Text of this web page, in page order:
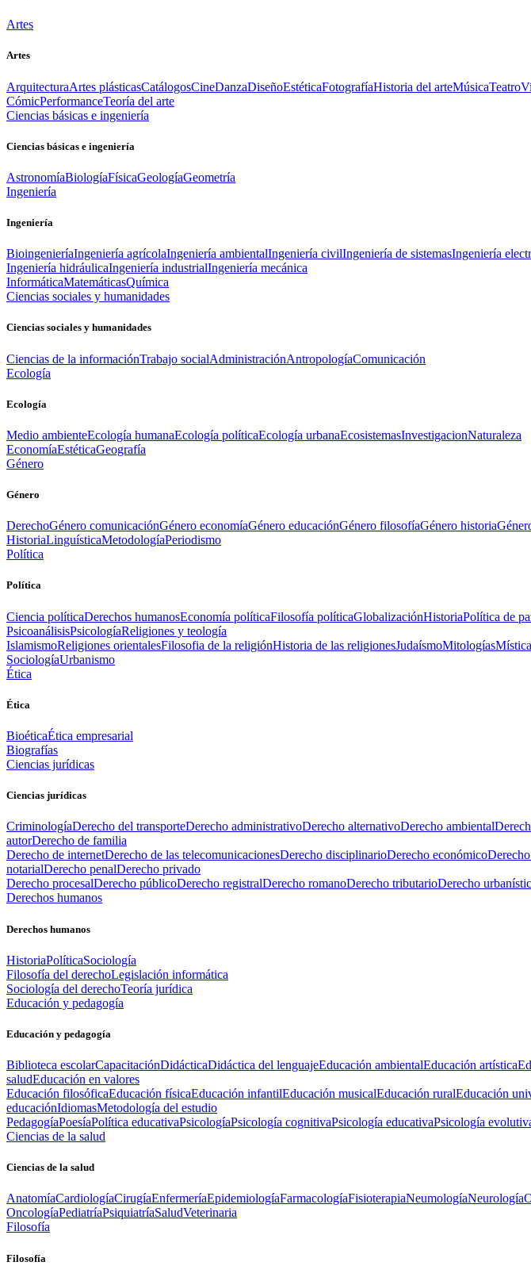
Artes
Artes
ArquitecturaArtes plásticasCatálogosCineDanzaDiseñoEstéticaFotografíaHistoria del arteMúsicaTeatro
CómicPerformanceTeoría del arte
Ciencias básicas e ingeniería
Ciencias básicas e ingeniería
AstronomíaBiologíaFísicaGeologíaGeometría
Ingeniería
Ingeniería
BioingenieríaIngeniería agrícolaIngeniería ambientalIngeniería civilIngeniería de sistemasIngeniería
Ingeniería hidráulicaIngeniería industrialIngeniería mecánica
InformáticaMatemáticasQuímica
Ciencias sociales y humanidades
Ciencias sociales y humanidades
Ciencias de la informaciónTrabajo socialAdministraciónAntropologíaComunicación
Ecología
Ecología
Medio ambienteEcología humanaEcología políticaEcología urbanaEcosistemasInvestigacionNaturaleza
EconomíaEstéticaGeografía
Género
Género
DerechoGénero comunicaciónGénero economíaGénero educaciónGénero filosofíaGénero historia
HistoriaLinguísticaMetodologíaPeriodismo
Política
Política
Ciencia políticaDerechos humanosEconomía políticaFilosofía políticaGlobalizaciónHistoriaPolítica de
PsicoanálisisPsicologíaReligiones y teología
IslamismoReligiones orientalesFilosofia de la religiónHistoria de las religionesJudaísmoMitologíasMística
SociologíaUrbanismo
Ética
Ética
BioéticaÉtica empresarial
Biografías
Ciencias jurídicas
Ciencias jurídicas
CriminologíaDerecho del transporteDerecho administrativoDerecho alternativoDerecho ambiental
autorDerecho de familia
Derecho de internetDerecho de las telecomunicacionesDerecho disciplinarioDerecho económico
notarialDerecho penalDerecho privado
Derecho procesalDerecho públicoDerecho registralDerecho romanoDerecho tributarioDerecho
Derechos humanos
Derechos humanos
HistoriaPolíticaSociología
Filosofía del derechoLegislación informática
Sociología del derechoTeoría jurídica
Educación y pedagogía
Educación y pedagogía
Biblioteca escolarCapacitaciónDidácticaDidáctica del lenguajeEducación ambientalEducación artística
saludEducación en valores
Educación filosóficaEducación físicaEducación infantilEducación musicalEducación ruralEducación
educaciónIdiomasMetodología del estudio
PedagogíaPoesíaPolítica educativaPsicologíaPsicología cognitivaPsicología educativaPsicología
Ciencias de la salud
Ciencias de la salud
AnatomíaCardiologíaCirugíaEnfermeríaEpidemiologíaFarmacologíaFisioterapiaNeumologíaNeurología
OncologíaPediatríaPsiquiatríaSaludVeterinaria
Filosofía
Filosofía